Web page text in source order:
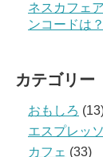
ネスカフェ
ンコードは
カテゴリー
おもしろ
エスプレッソ
カフェ (33)